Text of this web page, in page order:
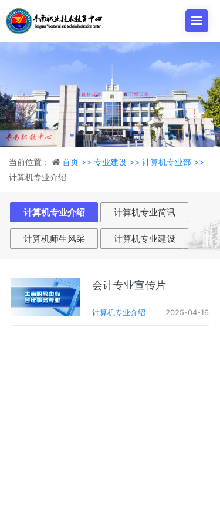
当前位置： 首页 >> 专业建设 >> 计算机专业部 >>
计算机专业介绍
计算机专业介绍 计算机专业简讯
计算机师生风采 计算机专业建设
会计专业宣传片
计算机专业介绍 2025-04-16